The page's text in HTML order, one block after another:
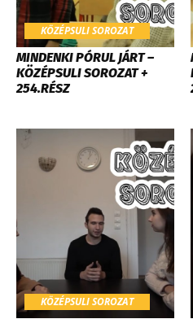
KÖZÉPSULI SOROZAT
MINDENKI PÓRUL JÁRT –
KÖZÉPSULI SOROZAT +
254.RÉSZ
KÖZÉPSULI SOROZAT